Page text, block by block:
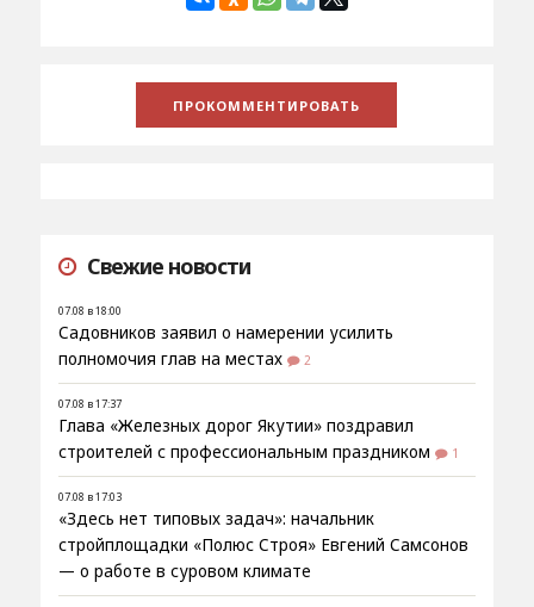
Свежие новости
07.08 в 18:00
Садовников заявил о намерении усилить
полномочия глав на местах
2
07.08 в 17:37
Глава «Железных дорог Якутии» поздравил
строителей с профессиональным праздником
1
07.08 в 17:03
«Здесь нет типовых задач»: начальник
стройплощадки «Полюс Строя» Евгений Самсонов
— о работе в суровом климате